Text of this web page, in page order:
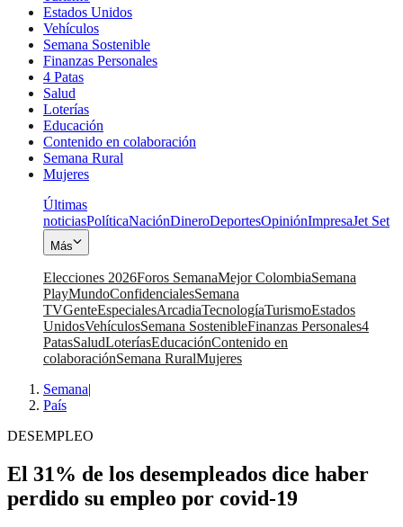
Estados Unidos
Vehículos
Semana Sostenible
Finanzas Personales
4 Patas
Salud
Loterías
Educación
Contenido en colaboración
Semana Rural
Mujeres
Últimas
noticiasPolíticaNaciónDineroDeportesOpiniónImpresaJet Set
Más
Elecciones 2026Foros SemanaMejor ColombiaSemana
PlayMundoConfidencialesSemana
TVGenteEspecialesArcadiaTecnologíaTurismoEstados
UnidosVehículosSemana SostenibleFinanzas Personales4
PatasSaludLoteríasEducaciónContenido en
colaboraciónSemana RuralMujeres
Semana|
País
DESEMPLEO
El 31% de los desempleados dice haber
perdido su empleo por covid-19